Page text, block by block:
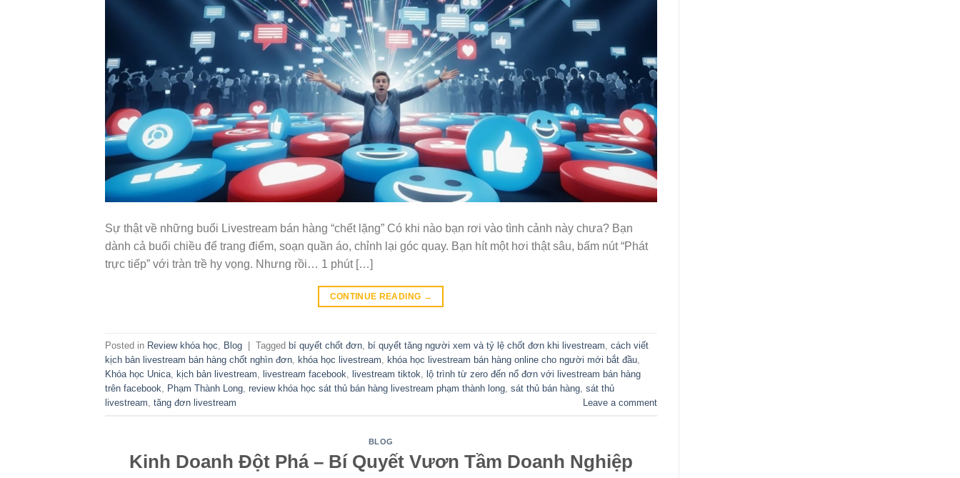
Sự thật về những buổi Livestream bán hàng “chết lặng” Có khi nào bạn rơi vào tình cảnh này chưa? Bạn
dành cả buổi chiều để trang điểm, soạn quần áo, chỉnh lại góc quay. Bạn hít một hơi thật sâu, bấm nút “Phát
trực tiếp” với tràn trề hy vọng. Nhưng rồi… 1 phút […]
CONTINUE READING →
Posted in Review khóa học Blog | Tagged bí quyết chốt đơn bí quyết tăng người xem và tỷ lệ chốt đơn khi livestream cách viết
kịch bản livestream bán hàng chốt nghìn đơn khóa học livestream khóa học livestream bán hàng online cho người mới bắt đầu
Khóa học Unica kịch bản livestream livestream facebook livestream tiktok lộ trình từ zero đến nổ đơn với livestream bán hàng
trên facebook
Phạm Thành Long review khóa học sát thủ bán hàng livestream phạm thành long sát thủ bán hàng sát thủ
livestream tăng đơn livestream Leave a comment
BLOG
Kinh Doanh Đột Phá – Bí Quyết Vươn Tầm Doanh Nghiệp